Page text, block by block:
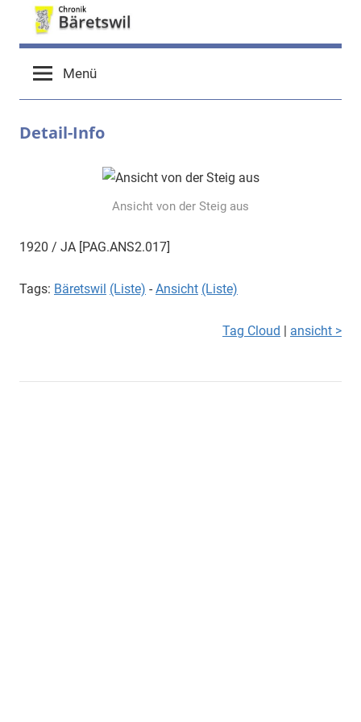
chronik-
baeretswil.ch
baeretswil.ch
Menü
Detail-Info
Ansicht von der Steig aus
1920 / JA [PAG.ANS2.017]
Tags: Bäretswil (Liste) - Ansicht (Liste)
Tag Cloud | ansicht >